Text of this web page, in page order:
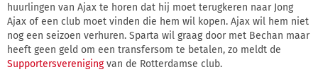
huurlingen van Ajax te horen dat hij moet terugkeren naar Jong
Ajax of een club moet vinden die hem wil kopen. Ajax wil hem niet
nog een seizoen verhuren. Sparta wil graag door met Bechan maar
heeft geen geld om een transfersom te betalen, zo meldt de
Supportersverenigingvan de Rotterdamse club.